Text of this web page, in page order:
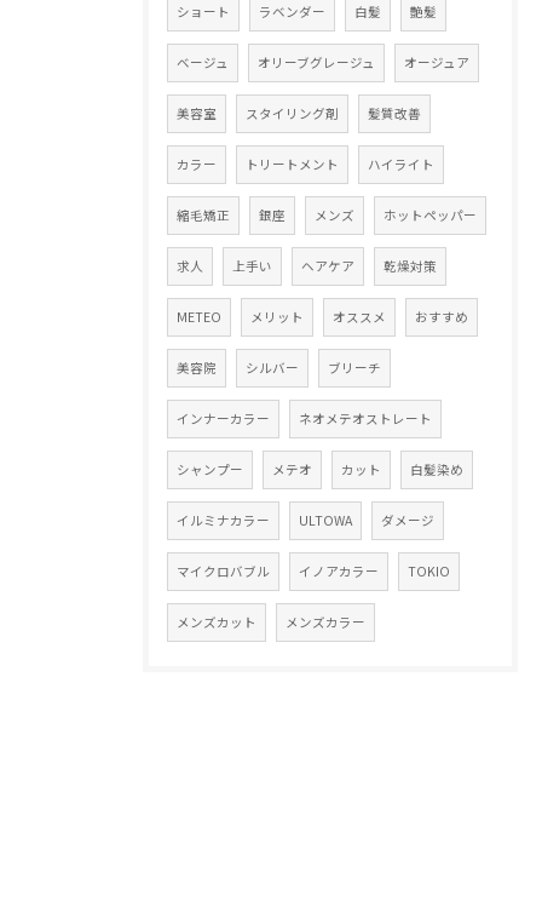
ショート ラベンダー 白髪 艶髪
ベージュ オリーブグレージュ オージュア
美容室 スタイリング剤 髪質改善
カラー トリートメント ハイライト
縮毛矯正 銀座 メンズ ホットペッパー
求人 上手い ヘアケア 乾燥対策
METEO メリット オススメ おすすめ
美容院 シルバー ブリーチ
インナーカラー ネオメテオストレート
シャンプー メテオ カット 白髪染め
イルミナカラー ULTOWA ダメージ
マイクロバブル イノアカラー TOKIO
メンズカット メンズカラー